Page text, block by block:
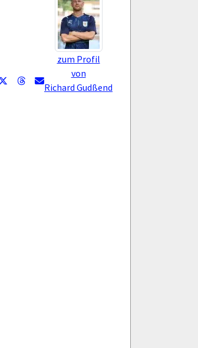
zum Profil
von
Richard Gudßend